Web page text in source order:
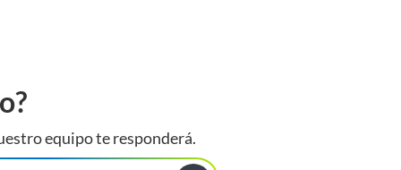
equipo te responderá.